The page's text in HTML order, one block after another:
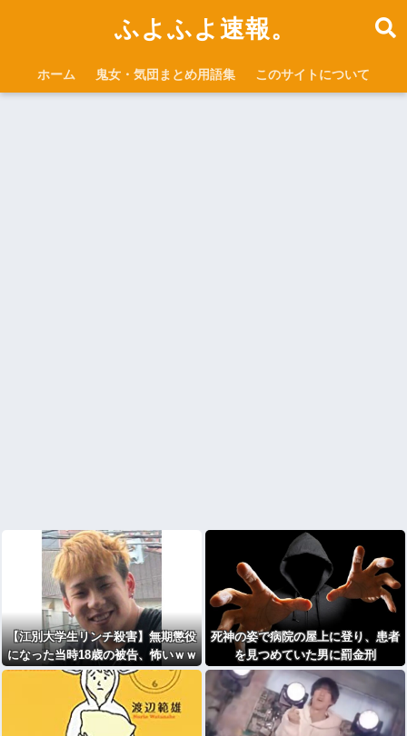
ふよふよ速報。
ホーム 鬼女・気団まとめ用語集 このサイトについて
【江別大学生リンチ殺害】無期懲役
になった当時18歳の被告、怖いｗｗ
ｗｗｗｗ
死神の姿で病院の屋上に登り、患者
を見つめていた男に罰金刑